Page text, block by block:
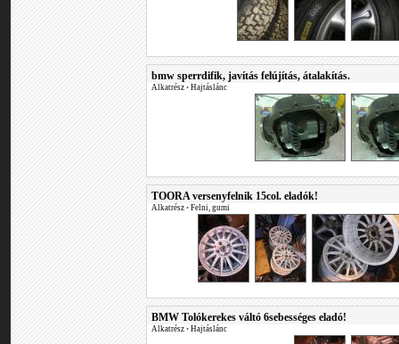
bmw sperrdifik, javítás felújítás, átalakítás.
Alkatrész • Hajtáslánc
TOORA versenyfelnik 15col. eladók!
Alkatrész • Felni, gumi
BMW Tolókerekes váltó 6sebességes eladó!
Alkatrész • Hajtáslánc